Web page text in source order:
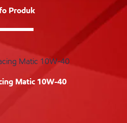
Produk
Matic 10W-40